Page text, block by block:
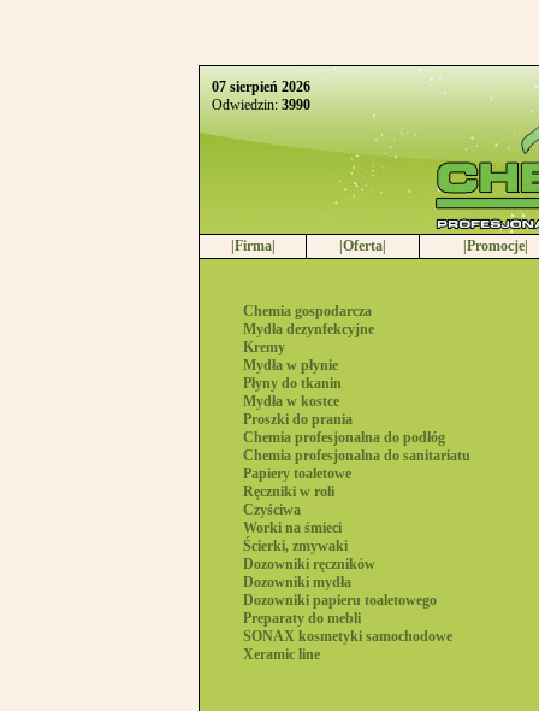
07 sierpień 2026
Odwiedzin:3990
|Firma| |Oferta| |Promocje|
Chemia gospodarcza
Mydła dezynfekcyjne
Kremy
Mydła w płynie
Płyny do tkanin
Mydła w kostce
Proszki do prania
Chemia profesjonalna do podłóg
Chemia profesjonalna do sanitariatu
Papiery toaletowe
Ręczniki w roli
Czyściwa
Worki na śmieci
Ścierki, zmywaki
Dozowniki ręczników
Dozowniki mydła
Dozowniki papieru toaletowego
Preparaty do mebli
SONAX kosmetyki samochodowe
Xeramic line